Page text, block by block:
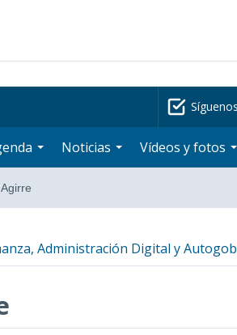
Síguenos
Noticias Vídeos y fotos
Administración Digital y